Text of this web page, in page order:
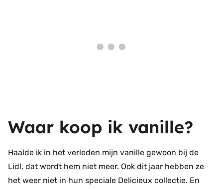
Waar koop ik vanille?
Haalde ik in het verleden mijn vanille gewoon bij de
Lidl, dat wordt hem niet meer. Ook dit jaar hebben ze
het weer niet in hun speciale Delicieux collectie. En